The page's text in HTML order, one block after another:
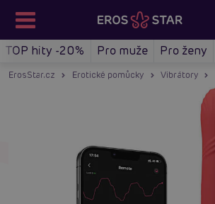
TOP hity -20% Pro muže Pro ženy
ErosStar.cz Erotické pomůcky Vibrátory